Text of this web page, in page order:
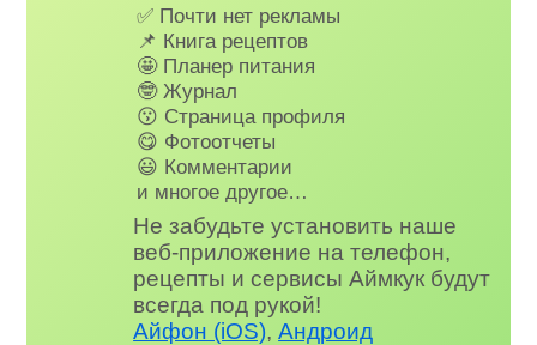
✅ Почти нет рекламы
📌 Книга рецептов
🤩 Планер питания
🤓 Журнал
😗 Страница профиля
😋 Фотоотчеты
😃 Комментарии
и многое другое…
Не забудьте установить наше
веб-приложение на телефон,
рецепты и сервисы Аймкук будут
всегда под рукой!
Айфон (iOS),Андроид